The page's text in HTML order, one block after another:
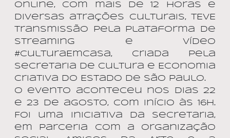
Online, com mais de 12 horas e
diversas atrações culturais, TEVE
transmissão pela plataforma de
streaming e vídeo
#CulturaEmCasa, criada pela
Secretaria de Cultura e Economia
Criativa do Estado de São Paulo.
O evento aconteceu nos dias 22
e 23 de agosto, com início às 16h.
Foi uma iniciativa da Secretaria,
em parceria com a organização